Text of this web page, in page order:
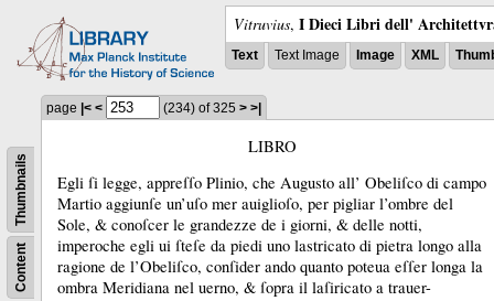
Vitruvius, I Dieci Libri dell'
Text Text Image Image XML
Content
Thumbnails
page |< < (234) of 325 > >|
LIBRO
Egli ſi legge, appreſſo Plinio, che Augusto all’ Obeliſco di campo
Martio aggiunſe un’uſo mer auiglioſo, per pigliar l’ombre del
Sole, & conoſcer le grandezze de i giorni, & delle notti,
imperoche egli ui ſteſe da piedi uno lastricato di pietra longo alla
ragione de l’Obeliſco, conſider ando quanto poteua eſſer longa la
ombra Meridiana nel uerno, & ſopra il laſiricato a trauer-